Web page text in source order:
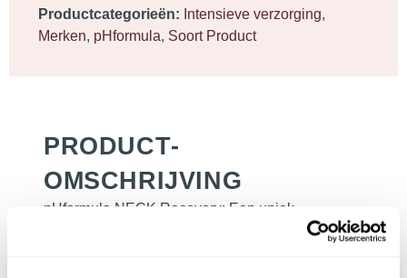
Productcategorieën: Intensieve verzorging,
Merken, pHformula, Soort Product
PRODUCT­
OMSCHRIJVING
pHformula NECK Recovery; Een uniek
verstrakkend glycoproteïne complex om de huid